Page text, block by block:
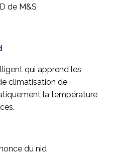
qui apprend les
climatisation de
la température